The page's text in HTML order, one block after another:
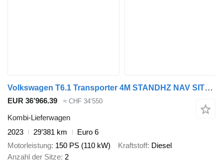
Volkswagen T6.1 Transporter 4M STANDHZ NAV SITZHZ KAM DAB
EUR 36’966.39 ≈ CHF 34’550
Kombi-Lieferwagen
2023
29’381 km
Euro 6
Motorleistung 150 PS (110 kW) Kraftstoff Diesel
Anzahl der Sitze 2